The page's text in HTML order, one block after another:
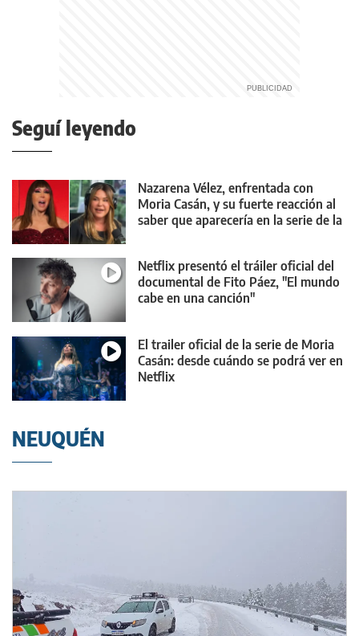
Seguí leyendo
Nazarena Vélez, enfrentada con
Moria Casán, y su fuerte reacción al
saber que aparecería en la serie de la
Netflix presentó el tráiler oficial del
documental de Fito Páez, "El mundo
cabe en una canción"
El trailer oficial de la serie de Moria
Casán: desde cuándo se podrá ver en
Netflix
NEUQUÉN